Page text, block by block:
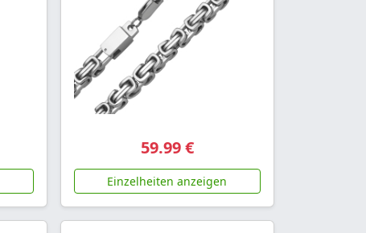
59.99 €
Einzelheiten anzeigen